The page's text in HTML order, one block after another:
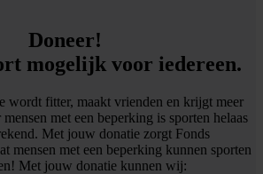
Doneer!
mogelijk voor iedereen.
wordt fitter, maakt vrienden en krijgt meer
met een beperking is sporten helaas
Met jouw donatie zorgt Fonds
mensen met een beperking kunnen sporten
Met jouw donatie kunnen wij: